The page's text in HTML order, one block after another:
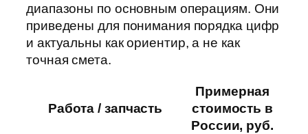
диапазоны по основным операциям. Они
приведены для понимания порядка цифр
и актуальны как ориентир, а не как
точная смета.
Работа / запчасть
Примерная
стоимость в
России, руб.